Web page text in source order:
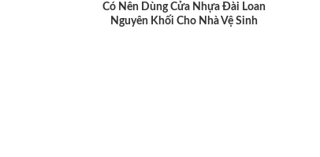
Có Nên Dùng Cửa Nhựa Đài Loan
Nguyên Khối Cho Nhà Vệ Sinh